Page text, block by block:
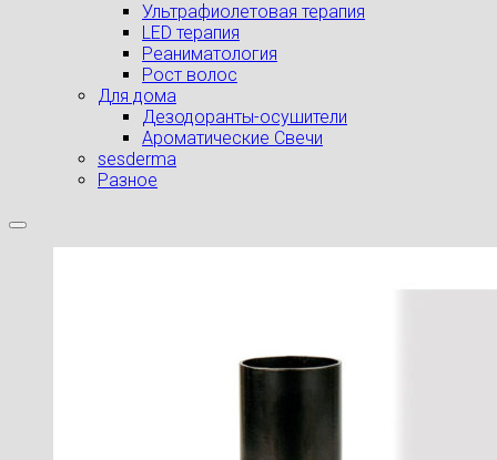
Ультрафиолетовая терапия
LED терапия
Реаниматология
Рост волос
Для дома
Дезодоранты-осушители
Ароматические Свечи
sesderma
Разное